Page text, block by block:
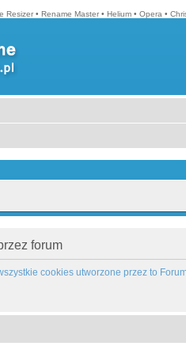
Resizer • Rename Master • Helium • Opera •
forum
cookies utworzone przez to